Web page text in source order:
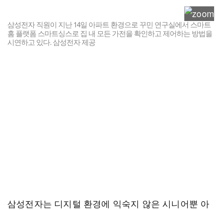
삼성전자 직원이 지난 14일 아파트 환경으로 꾸민 연구실에서 스마트
홈 플랫폼 스마트싱스로 집 내 모든 가전을 확인하고 제어하는 방법을
시연하고 있다. 삼성전자 제공
삼성전자는 디지털 환경에 익숙지 않은 시니어뿐 아